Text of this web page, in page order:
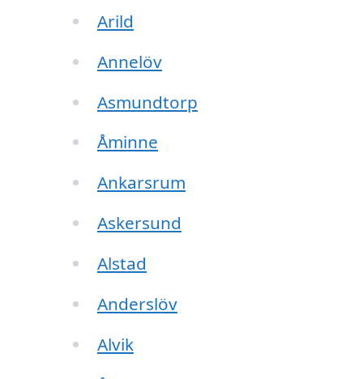
Arild
Annelöv
Asmundtorp
Åminne
Ankarsrum
Askersund
Alstad
Anderslöv
Alvik